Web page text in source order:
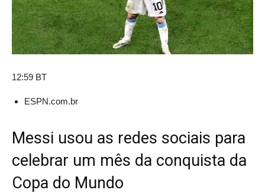
12:59 BT
ESPN.com.br
Messi usou as redes sociais para
celebrar um mês da conquista da
Copa do Mundo